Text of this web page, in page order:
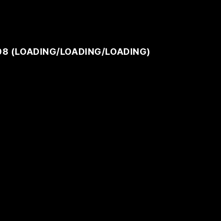
(LOADING/LOADING/LOADING)